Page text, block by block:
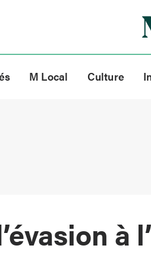
M Local Culture
à